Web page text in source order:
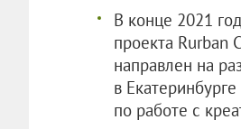
В конце 2021
проекта Rurban
направлен на
в
по работе с